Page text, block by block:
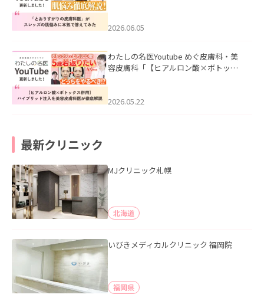
2026.06.05
わたしの名医Youtube めぐ皮膚科・美
容皮膚科「【ヒアルロン酸×ボトック
た。
2026.05.22
最新クリニック
MJクリニック札幌
北海道
いびきメディカルクリニック 福岡院
福岡県